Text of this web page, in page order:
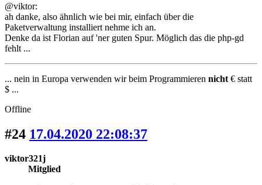
@viktor:
ah danke, also ähnlich wie bei mir, einfach über die
Paketverwaltung installiert nehme ich an.
Denke da ist Florian auf 'ner guten Spur. Möglich das die php-gd
fehlt ...
... nein in Europa verwenden wir beim Programmieren nicht € statt
$ ...
Offline
#24 17.04.2020 22:08:37
viktor321j
Mitglied